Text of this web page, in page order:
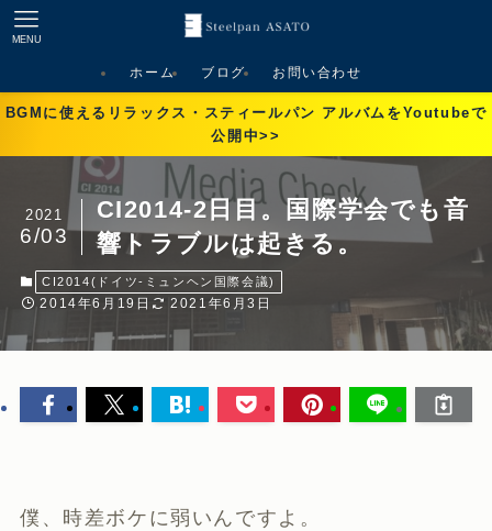
MENU
ホーム ブログ お問い合わせ
BGMに使えるリラックス・スティールパン アルバムをYoutubeで
公開中>>
CI2014-2日目。国際学会でも音
響トラブルは起きる。
2021
6/03
CI2014(ドイツ-ミュンヘン国際会議)
2014年6月19日 2021年6月3日
僕、時差ボケに弱いんですよ。